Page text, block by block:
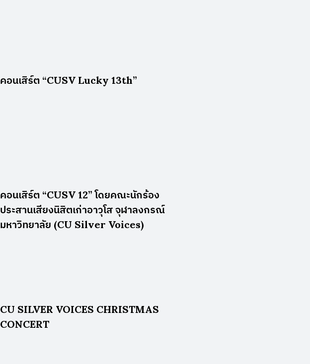
คอนเสิร์ต “CUSV Lucky 13th”
คอนเสิร์ต “CUSV 12” โดยคณะนักร้อง
ประสานเสียงนิสิตเก่าอาวุโส จุฬาลงกรณ์
มหาวิทยาลัย (CU Silver Voices)
CU SILVER VOICES CHRISTMAS
CONCERT